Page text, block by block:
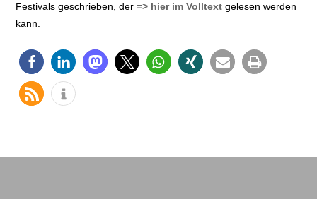
Festivals geschrieben, der=> hier im Volltext gelesen werden
kann.